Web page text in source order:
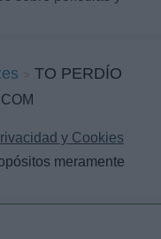
TO PERDÍO
y Cookies
meramente